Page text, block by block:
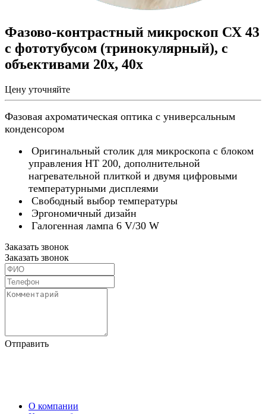
Фазово-контрастный микроскоп СХ 43
c фототубусом (тринокулярный), с
объективами 20x, 40x
Цену уточняйте
Фазовая ахроматическая оптика с универсальным
конденсором
Оригинальный столик для микроскопа с блоком
управления HT 200, дополнительной
нагревательной плиткой и двумя цифровыми
температурными дисплеями
Свободный выбор температуры
Эргономичный дизайн
Галогенная лампа 6 V/30 W
Заказать звонок
Заказать звонок
Отправить
О компании